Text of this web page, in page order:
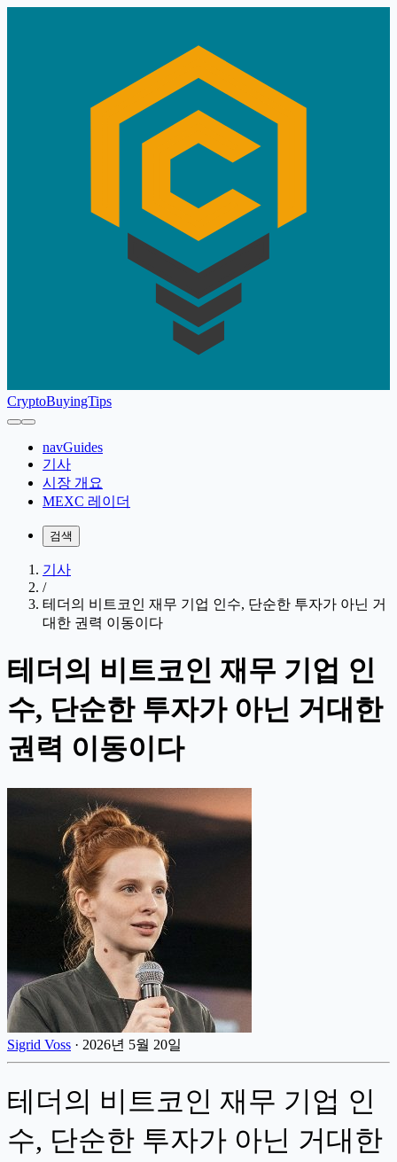
CryptoBuyingTips
navGuides
기사
시장 개요
MEXC 레이더
검색
기사
/
테더의 비트코인 재무 기업 인수, 단순한 투자가 아닌 거
대한 권력 이동이다
테더의 비트코인 재무 기업 인
수, 단순한 투자가 아닌 거대한
권력 이동이다
Sigrid Voss · 2026년 5월 20일
테더의 비트코인 재무 기업 인
수, 단순한 투자가 아닌 거대한